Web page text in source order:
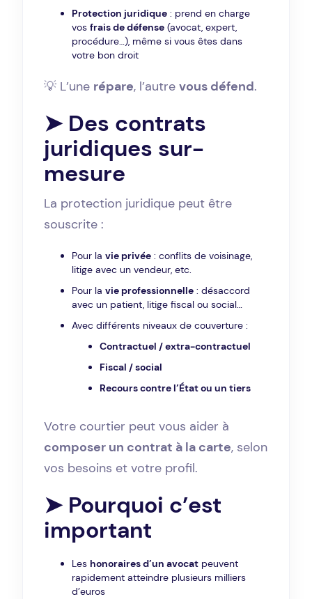
Protection juridique : prend en charge
vosfrais de défense (avocat, expert,
procédure…), même si vous êtes dans
votre bon droit
💡 L’une répare, l’autrevous défend.
➤ Des contrats
juridiques sur-
mesure
La protection juridique peut être
souscrite :
Pour lavie privée : conflits de voisinage,
litige avec un vendeur, etc.
Pour lavie professionnelle : désaccord
avec un patient, litige fiscal ou social…
Avec différents niveaux de couverture :
Contractuel / extra-contractuel
Fiscal / social
Recours contre l’État ou un tiers
Votre courtier peut vous aider à
composer un contrat à la carte, selon
vos besoins et votre profil.
➤ Pourquoi c’est
important
Les honoraires d’un avocat peuvent
rapidement atteindre plusieurs milliers
d’euros